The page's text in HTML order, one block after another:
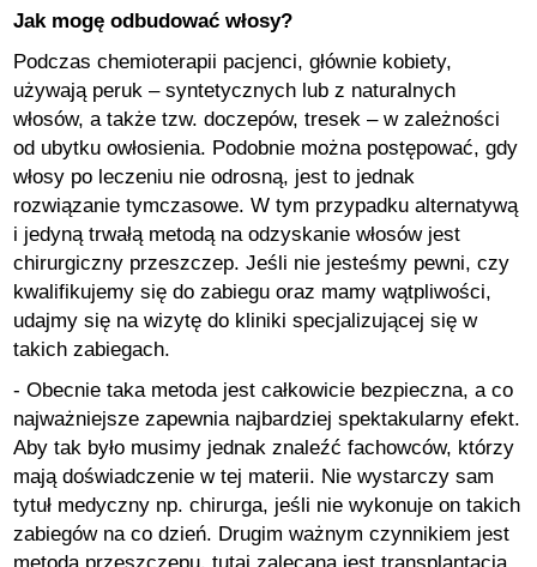
Jak mogę odbudować włosy?
Podczas chemioterapii pacjenci, głównie kobiety,
używają peruk – syntetycznych lub z naturalnych
włosów, a także tzw. doczepów, tresek – w zależności
od ubytku owłosienia. Podobnie można postępować, gdy
włosy po leczeniu nie odrosną, jest to jednak
rozwiązanie tymczasowe. W tym przypadku alternatywą
i jedyną trwałą metodą na odzyskanie włosów jest
chirurgiczny przeszczep. Jeśli nie jesteśmy pewni, czy
kwalifikujemy się do zabiegu oraz mamy wątpliwości,
udajmy się na wizytę do kliniki specjalizującej się w
takich zabiegach.
- Obecnie taka metoda jest całkowicie bezpieczna, a co
najważniejsze zapewnia najbardziej spektakularny efekt.
Aby tak było musimy jednak znaleźć fachowców, którzy
mają doświadczenie w tej materii. Nie wystarczy sam
tytuł medyczny np. chirurga, jeśli nie wykonuje on takich
zabiegów na co dzień. Drugim ważnym czynnikiem jest
metoda przeszczepu, tutaj zalecana jest transplantacja